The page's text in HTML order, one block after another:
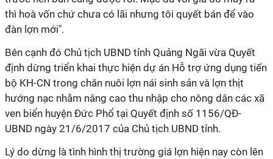
thì hoà vốn chứ chưa có lãi nhưng tôi quyết bán để vào
đàn lợn mới".
Bên cạnh đó ​Chủ tịch UBND tỉnh Quảng Ngãi vừa Quyết
định dừng triển khai thực hiện dự án Hỗ trợ ứng dụng tiến
bộ KH-CN trong chăn nuôi lợn nái sinh sản và lợn thịt
hướng nạc nhằm nâng cao thu nhập cho nông dân các xã
ven biển huyện Đức Phổ tại Quyết định số 1156/QĐ-
UBND ngày 21/6/2017 của Chủ tịch UBND tỉnh.
Lý do dừng là tình hình thị trường giá lợn hiện​ nay còn lên